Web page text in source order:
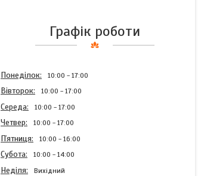
Графік роботи
Понеділок 10:00 17:00
Вівторок 10:00 17:00
Середа 10:00 17:00
Четвер 10:00 17:00
Пʼятниця 10:00 16:00
Субота 10:00 14:00
Неділя Вихідний